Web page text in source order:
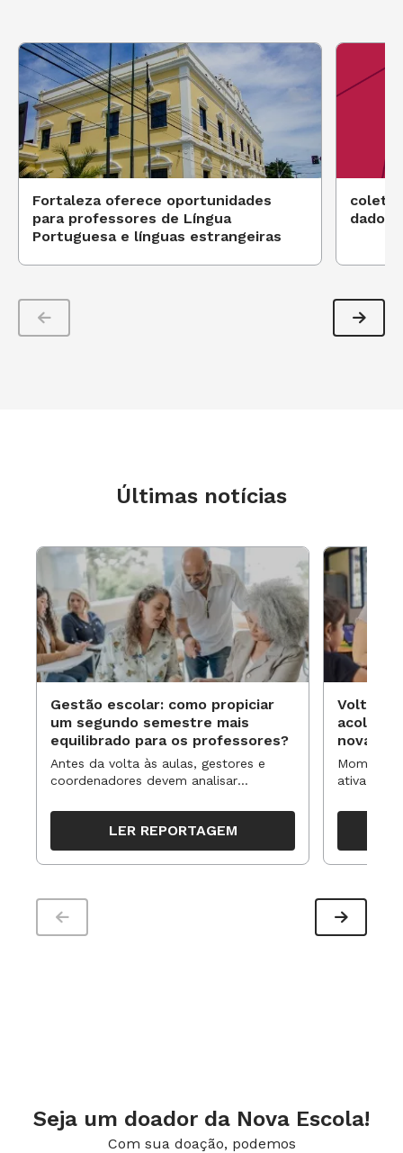
Fortaleza oferece oportunidades
para professores de Língua
Portuguesa e línguas estrangeiras
dados
Últimas notícias
Gestão escolar: como propiciar
um segundo semestre mais
equilibrado para os professores?
Antes da volta às aulas, gestores e
coordenadores devem analisar
organizar ações para orientar o
trabalho pedagógico ao longo do
período
LER REPORTAGEM
Volta às
novas
ativa
propostas
Seja um doador da Nova Escola!
Com sua doação, podemos